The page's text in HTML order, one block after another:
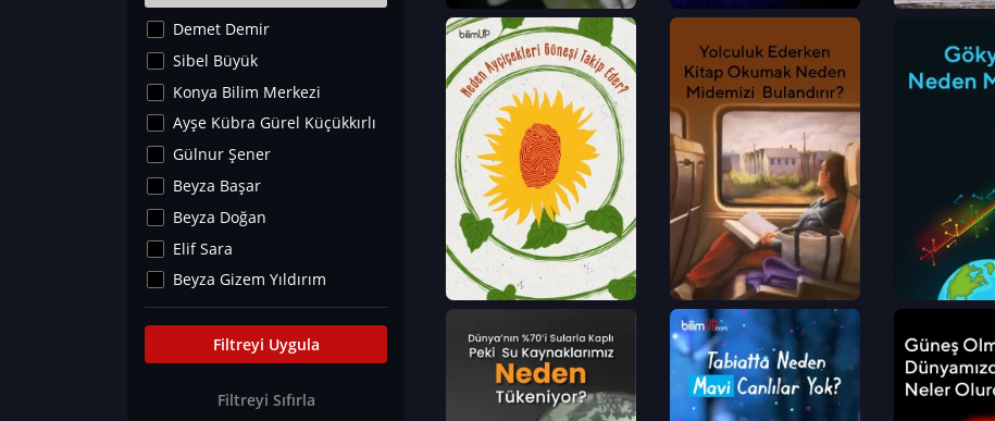
Astronomi ve Uzay
Noroloji
Matematik
Teknoloji
İklim Değişikliği
Arkeoloji
Kültür&Sanat
Yaşam Tavsiyeleri
Merakoloji
Eğitim Bilimleri
Demet Demir
Sibel Büyük
Konya Bilim Merkezi
Ayşe Kübra Gürel Küçükkırlı
Gülnur Şener
Beyza Başar
Beyza Doğan
Elif Sara
Beyza Gizem Yıldırım
İlknur İyigökler
Büşra Elif Kıvrak
Can TORUN
Filtreyi Uygula
Filtreyi Sıfırla